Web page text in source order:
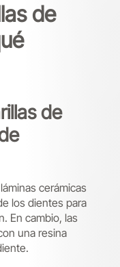
de
de
cerámicas
los dientes para
En cambio, las
una resina